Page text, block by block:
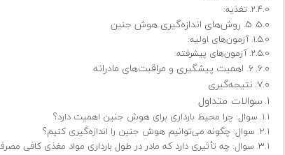
تغذیه:
5. روش‌های اندازه‌گیری هوش جنین
آزمون‌های اولیه:
آزمون‌های پیشرفته:
6. اهمیت پیشگیری و مراقبت‌های مادرانه
نتیجه‌گیری
سوالات متداول
سوال: چرا محیط بارداری برای هوش جنین اهمیت دارد؟
سوال: چگونه می‌توانیم هوش جنین را اندازه‌گیری کنیم؟
سوال: چه تأثیری دارد که مادر در طول بارداری مواد مغذی کافی